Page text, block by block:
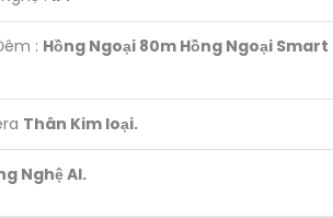
: Hồng Ngoại 80m Hồng Ngoại Smart
Thân Kim loại.
Nghệ AI.